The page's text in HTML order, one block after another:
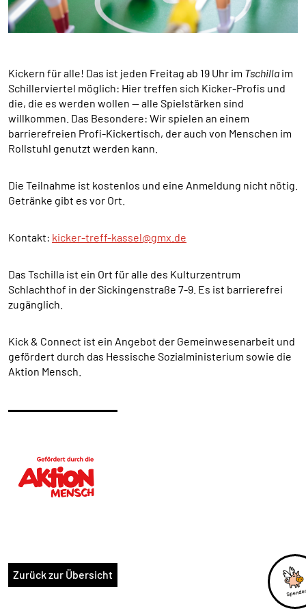
Kickern für alle! Das ist jeden Freitag ab 19 Uhr im Tschilla im
Schillerviertel möglich: Hier treffen sich Kicker-Profis und
die, die es werden wollen — alle Spielstärken sind
willkommen. Das Besondere: Wir spielen an einem
barrierefreien Profi-Kickertisch, der auch von Menschen im
Rollstuhl genutzt werden kann.
Die Teilnahme ist kostenlos und eine Anmeldung nicht nötig.
Getränke gibt es vor Ort.
Kontakt: kicker-treff-kassel@gmx.de
Das Tschilla ist ein Ort für alle des Kulturzentrum
Schlachthof in der Sickingenstraße 7-9. Es ist barrierefrei
zugänglich.
Kick & Connect ist ein Angebot der Gemeinwesenarbeit und
gefördert durch das Hessische Sozialministerium sowie die
Aktion Mensch.
Zurück zur Übersicht
Cookie Laufzeit:
1 Jahr
SPENDENFORMULAR
Warum bitten wir darum für das Spendenformular
Daten übertragen zu dürfen?
Es werden Daten an HelpDirect und an Google
übertragen. Wir verwenden auf der Spendenseite
Menschen oder von einem Computerprogramm bzw. Bot
vorgenommen wird. Wir verwenden reCAPTCHA
vorzubeugen. Da das Formular von HelpDirect zur
HelpDirect und Google reCAPTCHA
HelpDirect (HelpDirect e.V. Ahrweg 107 D-53347
Alfter) und Google Ireland Limited Gordon House,
Barrow Street Dublin 4 Irland
Erkennung von Spam und Schutz vor Missbrauch
Cookie Laufzeit:
Je nach Cookie 6 Monate bis 2 Jahre
Newsletteranmeldung Daten übertragen zu dürfen?
Es werden Daten an Sendinblue übertragen. Da das